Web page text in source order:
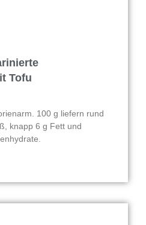
Tofu
100 g liefern rund
knapp 6 g Fett und